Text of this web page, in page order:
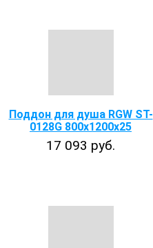
Поддон для душа RGW ST-
0128G 800х1200х25
17 093 руб.